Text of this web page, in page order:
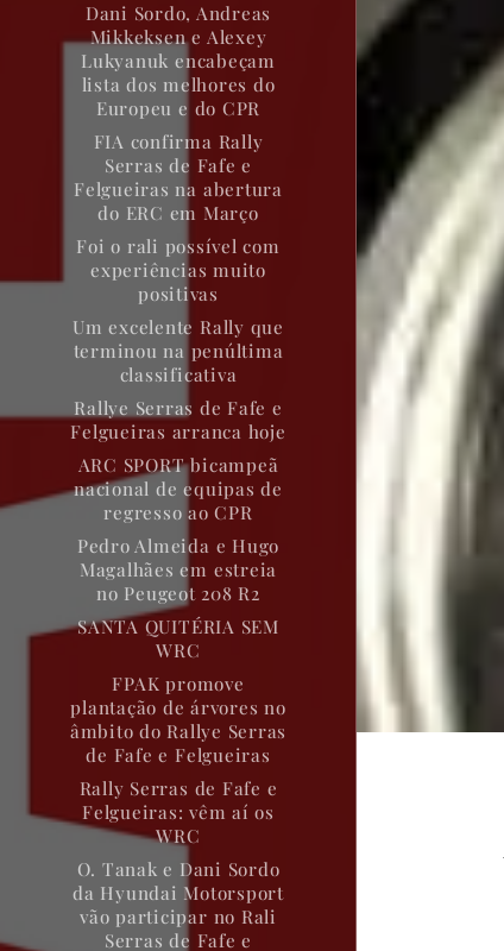
Dani Sordo, Andreas
Mikkeksen e Alexey
Lukyanuk encabeçam
lista dos melhores do
Europeu e do CPR
FIA confirma Rally
Serras de Fafe e
Felgueiras na abertura
do ERC em Março
Foi o rali possível com
experiências muito
positivas
Um excelente Rally que
terminou na penúltima
classificativa
Rallye Serras de Fafe e
Felgueiras arranca hoje
ARC SPORT bicampeã
nacional de equipas de
regresso ao CPR
Pedro Almeida e Hugo
Magalhães em estreia
no Peugeot 208 R2
SANTA QUITÉRIA SEM
WRC
FPAK promove
plantação de árvores no
âmbito do Rallye Serras
de Fafe e Felgueiras
Rally Serras de Fafe e
Felgueiras: vêm aí os
WRC
O. Tanak e Dani Sordo
da Hyundai Motorsport
vão participar no Rali
Serras de Fafe e